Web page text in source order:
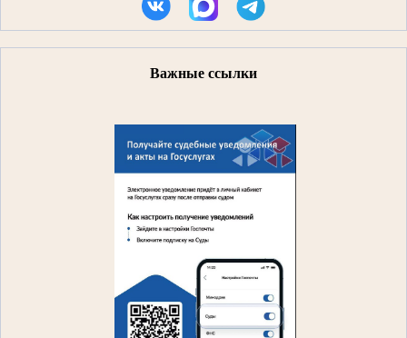
Важные ссылки